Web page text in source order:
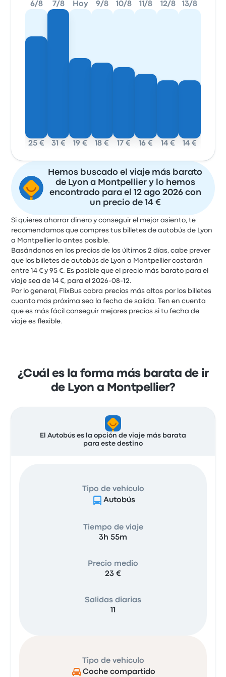
6/8
25 €
7/8
31 €
Hoy
19 €
9/8
18 €
10/8
17 €
11/8
16 €
12/8
14 €
13/8
14 €
Hemos buscado el viaje más barato
de Lyon a Montpellier y lo hemos
encontrado para el 12 ago 2026 con
un precio de 14 €
Si quieres ahorrar dinero y conseguir el mejor asiento, te
recomendamos que compres tus billetes de autobús de Lyon
a Montpellier lo antes posible.
Basándonos en los precios de los últimos 2 días, cabe prever
que los billetes de autobús de Lyon a Montpellier costarán
entre 14 € y 95 €. Es posible que el precio más barato para el
viaje sea de 14 €, para el 2026-08-12.
Por lo general, FlixBus cobra precios más altos por los billetes
cuanto más próxima sea la fecha de salida. Ten en cuenta
que es más fácil conseguir mejores precios si tu fecha de
viaje es flexible.
¿Cuál es la forma más barata de ir
de Lyon a Montpellier?
El Autobús es la opción de viaje más barata
para este destino
Tipo de vehículo
Autobús
Tiempo de viaje
3h 55m
Precio medio
23 €
Salidas diarias
11
Tipo de vehículo
Coche compartido